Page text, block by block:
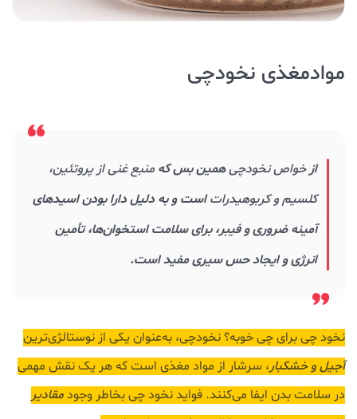
موادمغذی نخودچی
ازخواص نخودچیهمین بس که منبع غنی از پروتئین،
کلسیم و کربوهیدراتاست و به دلیل دارا بودن اسیدهای
آمینه ضروری و فیبر، برای سلامت استخوان‌ها، تأمین
انرژی و ایجاد حس سیری مفید است.
نخود چی برای چی خوبه؟ نخودچی، به‌عنوان یکی از نوستالژی‌ترین
آجیل‌ و خشکبار، سرشار از مواد مغذی است که هر یک نقش مهمی
در سلامت بدن ایفا می‌کنند. فواید نخود چی بخاطر وجودمقادیر